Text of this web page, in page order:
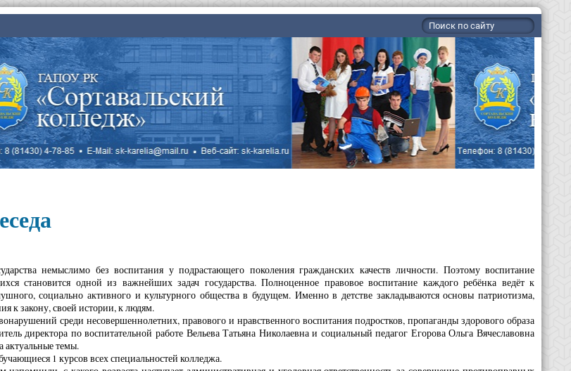
немыслимо без воспитания у подрастающего поколения гражданских качеств личности. Поэтому воспитание
становится одной из важнейших задач государства. Полноценное правовое воспитание каждого ребёнка ведёт к
социально активного и культурного общества в будущем. Именно в детстве закладываются основы патриотизма,
к закону, своей истории, к людям.
среди несовершеннолетних, правового и нравственного воспитания подростков, пропаганды здорового образа
директора по воспитательной работе Вельева Татьяна Николаевна и социальный педагог Егорова Ольга Вячеславовна
актуальные темы.
1 курсов всех специальностей колледжа.